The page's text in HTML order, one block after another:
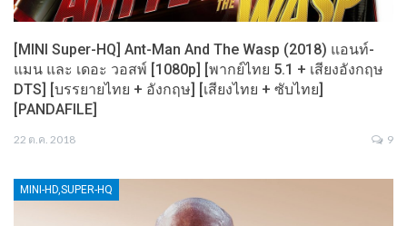
[MINI Super-HQ] Ant-Man And The Wasp (2018) แอนท์-
แมน และ เดอะ วอสพ์ [1080p] [พากย์ไทย 5.1 + เสียงอังกฤษ
DTS] [บรรยายไทย + อังกฤษ] [เสียงไทย + ซับไทย]
[PANDAFILE]
22 ต.ค. 2018 9
MINI-HD,SUPER-HQ